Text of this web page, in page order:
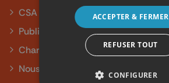
CSA
Publicité
Charte sur l'égalité et la diversité
Nous contacter
ACCEPTER & FERMER
REFUSER TOUT
CONFIGURER